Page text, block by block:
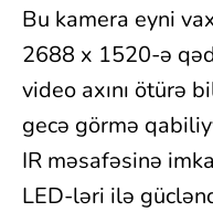
Bu kamera eyni
2688 x 1520-ə
video axını ötürə
gecə görmə
IR məsafəsinə
LED-ləri ilə